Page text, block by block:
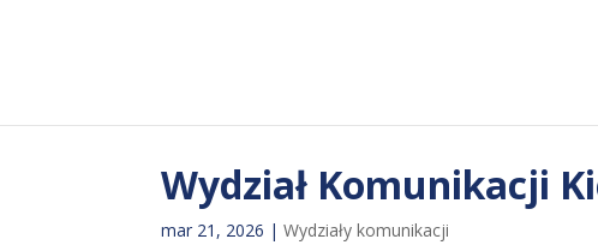
Wydział Komunikacji
mar 21, 2026 |Wydziały komunikacji